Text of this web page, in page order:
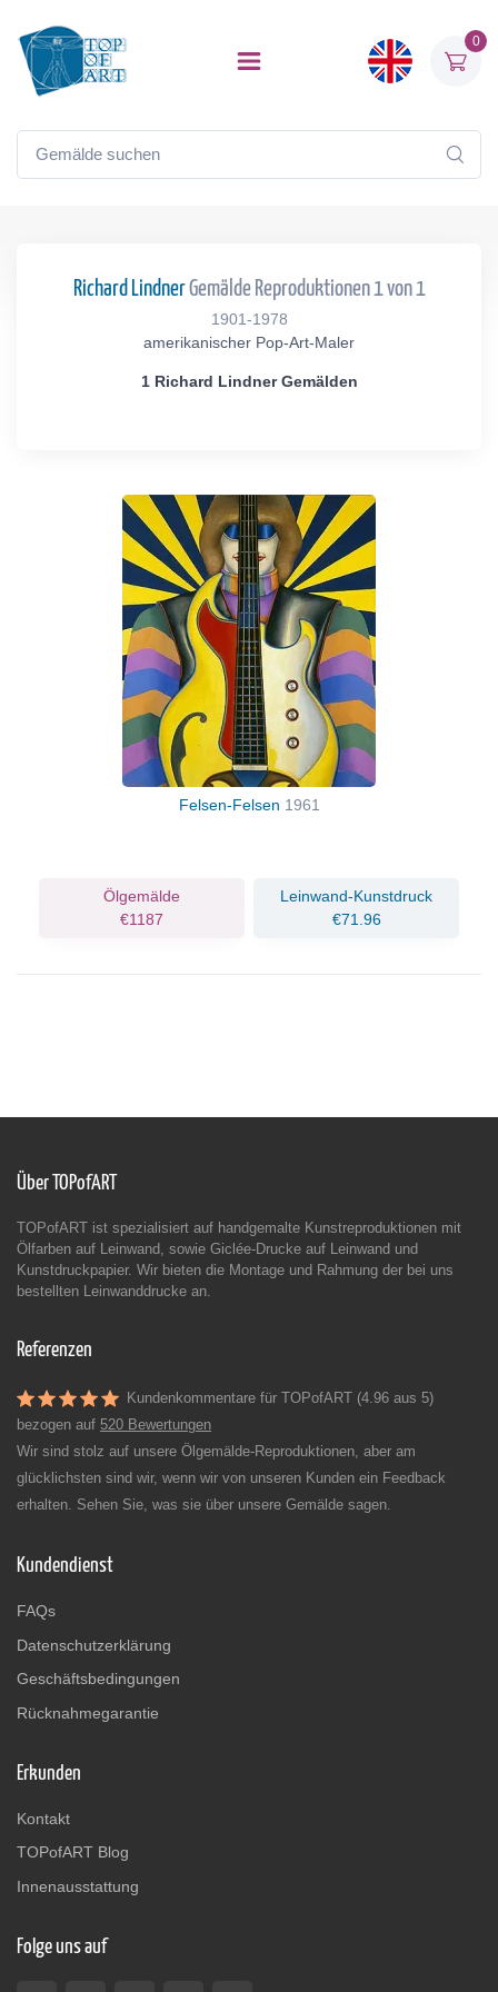
0
Richard LindnerGemälde Reproduktionen 1 von 1
1901-1978
amerikanischer Pop-Art-Maler
1 Richard Lindner Gemälden
Felsen-Felsen 1961
Ölgemälde
€1187
Leinwand-Kunstdruck
€71.96
Über TOPofART
TOPofART ist spezialisiert auf handgemalte Kunstreproduktionen mit
Ölfarben auf Leinwand, sowie Giclée-Drucke auf Leinwand und
Kunstdruckpapier. Wir bieten die Montage und Rahmung der bei uns
bestellten Leinwanddrucke an.
Referenzen
Kundenkommentare für TOPofART (4.96 aus 5)
bezogen auf 520 Bewertungen
Wir sind stolz auf unsere Ölgemälde-Reproduktionen, aber am
glücklichsten sind wir, wenn wir von unseren Kunden ein Feedback
erhalten. Sehen Sie, was sie über unsere Gemälde sagen.
Kundendienst
FAQs
Datenschutzerklärung
Geschäftsbedingungen
Rücknahmegarantie
Erkunden
Kontakt
TOPofART Blog
Innenausstattung
Folge uns auf